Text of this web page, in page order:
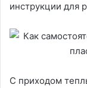
инструкции для
С приходом